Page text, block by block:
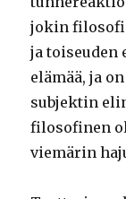
jokin
ja toiseuden
elämää, ja
subjektin
filosofinen
viemärin